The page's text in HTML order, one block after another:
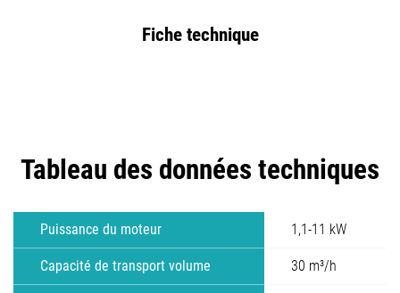
Fiche technique
Tableau des données techniques
Puissance du moteur 1,1-11 kW
Capacité de transport volume 30 m³/h